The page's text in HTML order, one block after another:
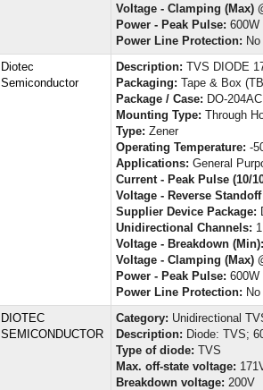
Voltage - Clamping (Max)
Power - Peak Pulse: 600W
Power Line Protection: No
Diotec
Semiconductor
Description: TVS DIODE
Packaging: Tape & Box
Package / Case: DO-
Mounting Type: Through
Type: Zener
Operating Temperature: -
Applications: General
Current - Peak Pulse (10/
Voltage - Reverse Standoff
Supplier Device Package:
Unidirectional Channels: 1
Voltage - Breakdown (Min):
Voltage - Clamping (Max)
Power - Peak Pulse: 600W
Power Line Protection: No
DIOTEC
SEMICONDUCTOR
Category: Unidirectional
Description: Diode: TVS;
Type of diode: TVS
Max. off-state voltage:
Breakdown voltage: 200V